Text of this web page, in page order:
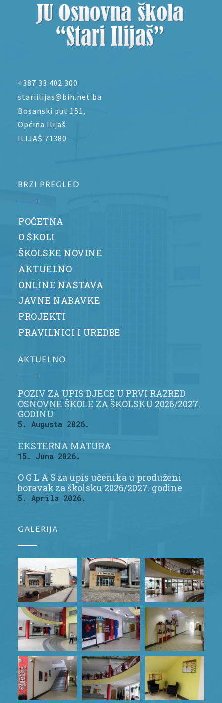
+387 33 402 300
stariilijas@bih.net.ba
Bosanski put 151,
Općina Ilijaš
ILIJAŠ 71380
BRZI PREGLED
POČETNA
O ŠKOLI
ŠKOLSKE NOVINE
AKTUELNO
ONLINE NASTAVA
JAVNE NABAVKE
PROJEKTI
PRAVILNICI I UREDBE
AKTUELNO
POZIV ZA UPIS DJECE U PRVI RAZRED
OSNOVNE ŠKOLE ZA ŠKOLSKU 2026/2027.
GODINU
5. Augusta 2026.
EKSTERNA MATURA
15. Juna 2026.
O G L A S za upis učenika u produženi
boravak za školsku 2026/2027. godine
5. Aprila 2026.
GALERIJA